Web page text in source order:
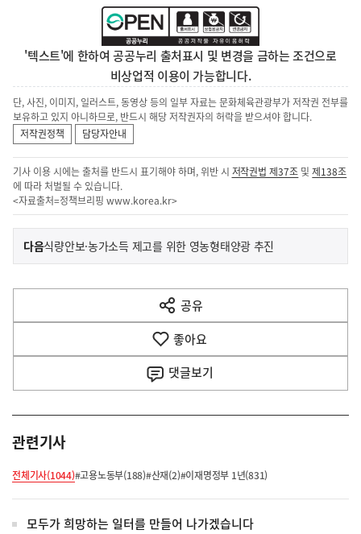
'텍스트'에 한하여 공공누리 출처표시 및 변경을 금하는 조건으로
비상업적 이용이 가능합니다.
단, 사진, 이미지, 일러스트, 동영상 등의 일부 자료는 문화체육관광부가 저작권 전부를
보유하고 있지 아니하므로, 반드시 해당 저작권자의 허락을 받으셔야 합니다.
저작권정책
담당자안내
기사 이용 시에는 출처를 반드시 표기해야 하며, 위반 시 저작권법 제37조 및제138조
에 따라 처벌될 수 있습니다.
<자료출처=정책브리핑 www.korea.kr>
이
전
다
음
다음기
사
식량안보·농가소득 제고를 위한 영농형태양광 추진
공유
열
기
좋아요
댓글보기
관련기사
전체기사(1044)#고용노동부(188)#산재(2)#이재명정부 1년(831)
모두가 희망하는 일터를 만들어 나가겠습니다